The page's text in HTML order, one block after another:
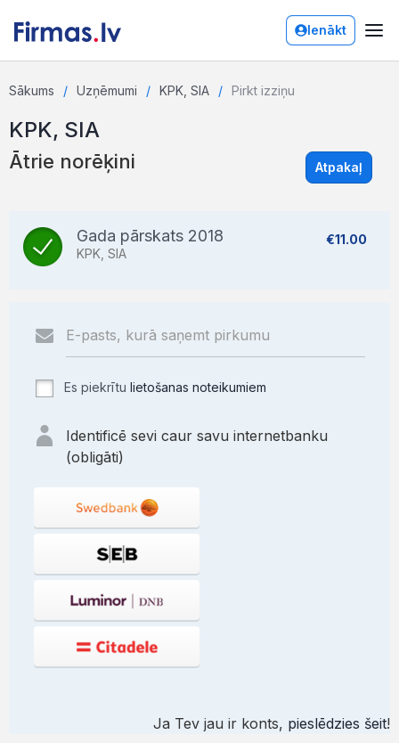
Ienākt
Sākums Uzņēmumi KPK, SIA Pirkt izziņu
KPK, SIA
Ātrie norēķini Atpakaļ
Gada pārskats 2018
KPK, SIA
€11.00
Es piekrītu lietošanas noteikumiem
Identificē sevi caur savu internetbanku
(obligāti)
Ja Tev jau ir konts, pieslēdzies šeit!